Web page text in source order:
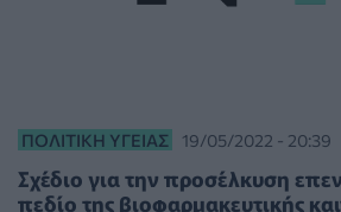
ΠΟΛΙΤΙΚΉ ΥΓΕΊΑΣ 19/05/2022 - 20:39
Σχέδιο για την προσέλκυση
πεδίο της βιοφαρμακευτικής